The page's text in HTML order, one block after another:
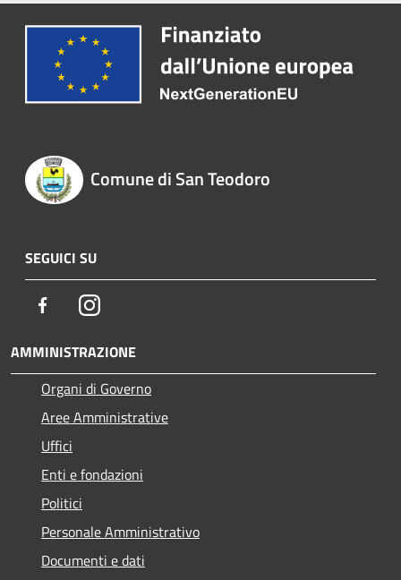
Comune di San Teodoro
SEGUICI SU
FacebookInstagram
AMMINISTRAZIONE
Organi di Governo
Aree Amministrative
Uffici
Enti e fondazioni
Politici
Personale Amministrativo
Documenti e dati